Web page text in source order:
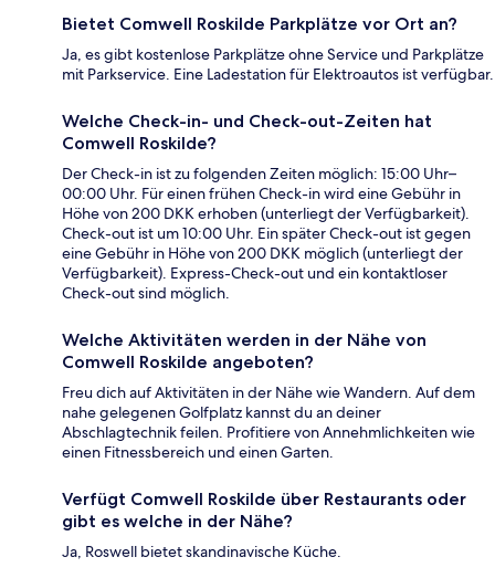
Bietet Comwell Roskilde Parkplätze vor Ort an?
Ja, es gibt kostenlose Parkplätze ohne Service und Parkplätze
mit Parkservice. Eine Ladestation für Elektroautos ist verfügbar.
Welche Check-in- und Check-out-Zeiten hat
Comwell Roskilde?
Der Check-in ist zu folgenden Zeiten möglich: 15:00 Uhr–
00:00 Uhr. Für einen frühen Check-in wird eine Gebühr in
Höhe von 200 DKK erhoben (unterliegt der Verfügbarkeit).
Check-out ist um 10:00 Uhr. Ein später Check-out ist gegen
eine Gebühr in Höhe von 200 DKK möglich (unterliegt der
Verfügbarkeit). Express-Check-out und ein kontaktloser
Check-out sind möglich.
Welche Aktivitäten werden in der Nähe von
Comwell Roskilde angeboten?
Freu dich auf Aktivitäten in der Nähe wie Wandern. Auf dem
nahe gelegenen Golfplatz kannst du an deiner
Abschlagtechnik feilen. Profitiere von Annehmlichkeiten wie
einen Fitnessbereich und einen Garten.
Verfügt Comwell Roskilde über Restaurants oder
gibt es welche in der Nähe?
Ja, Roswell bietet skandinavische Küche.